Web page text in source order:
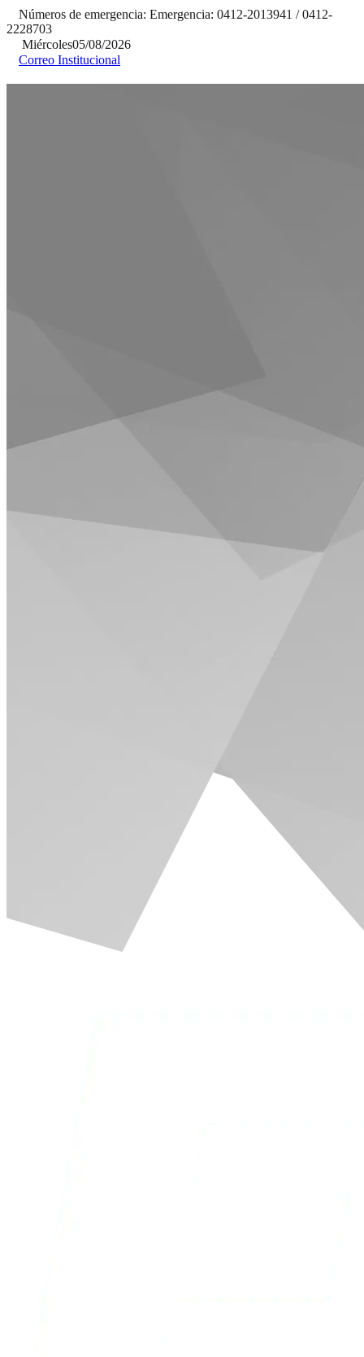
Números de emergencia: Emergencia: 0412-2013941 / 0412-
2228703
Miércoles05/08/2026
Correo Institucional